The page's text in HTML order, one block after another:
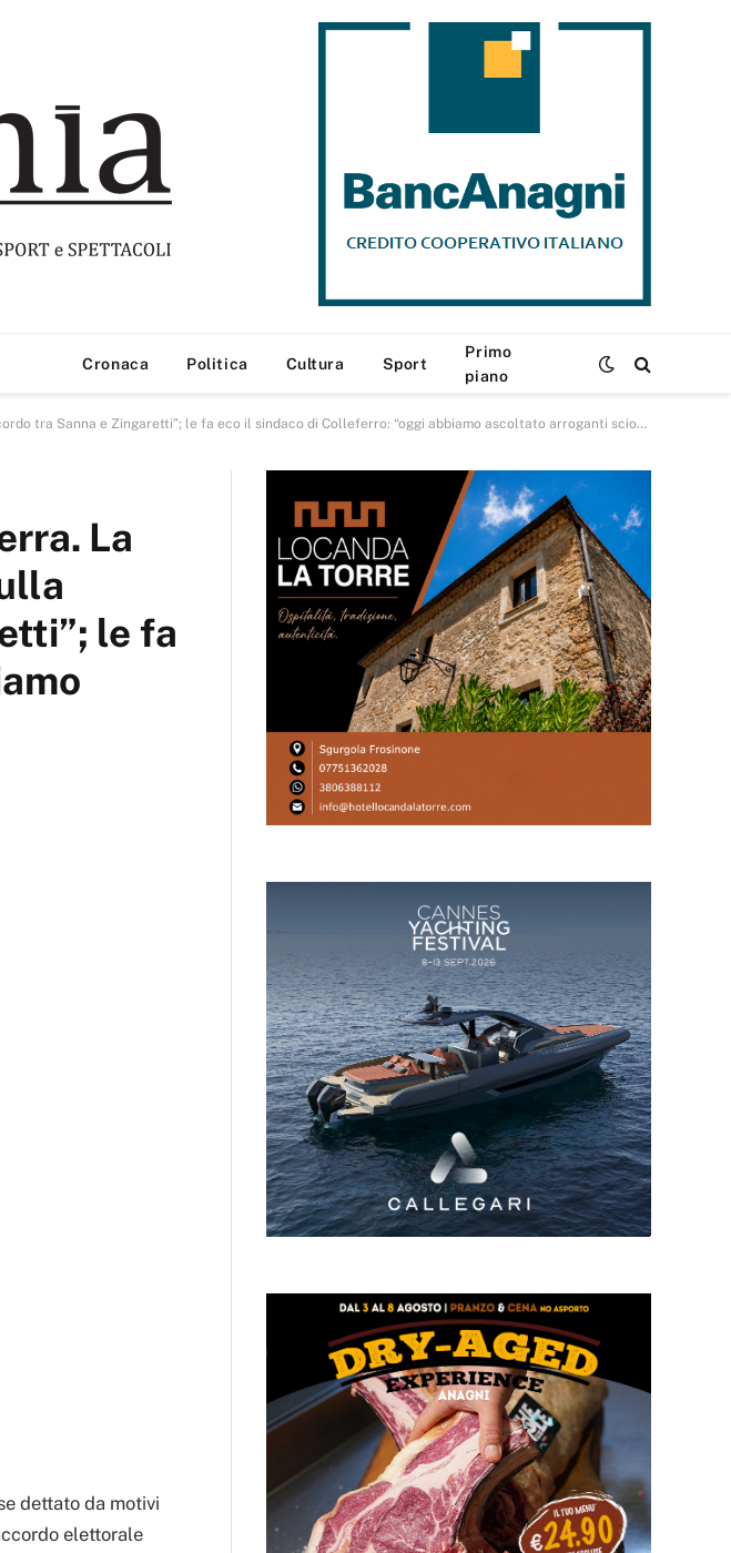
Cronaca Politica Cultura Sport
Primo
piano
Sanna e Zingaretti”; le fa eco il sindaco di Colleferro: “oggi abbiamo ascoltato arroganti sciocchezze”
La
le fa
dettato da motivi
elettorale